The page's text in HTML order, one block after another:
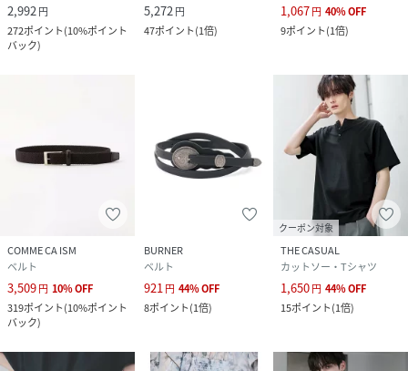
2,992 円
272ポイント(10%ポイント
バック)
5,272 円
47ポイント(1倍)
1,067円 40%OFF
9ポイント(1倍)
COMME CA ISM
ベルト
3,509円 10%OFF
319ポイント(10%ポイント
バック)
BURNER
ベルト
921円 44%OFF
8ポイント(1倍)
クーポン対象
THE CASUAL
カットソー・Tシャツ
1,650円 44%OFF
15ポイント(1倍)